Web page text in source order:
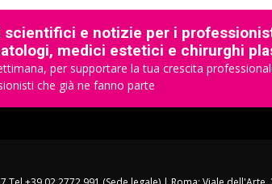
scientifici e notizie per i
medici estetici e chirurghi
per supportare la tua crescita
che già ne fanno parte